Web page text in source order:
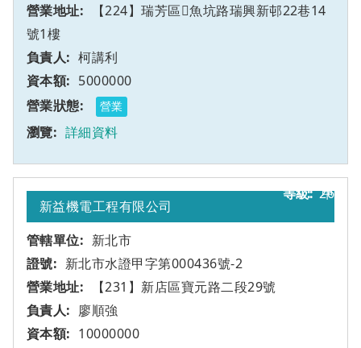
【224】瑞芳區魚坑路瑞興新邨22巷14
號1樓
柯講利
5000000
營業
詳細資料
26
新益機電工程有限公司
新北市
新北市水證甲字第000436號-2
【231】新店區寶元路二段29號
甲
廖順強
10000000